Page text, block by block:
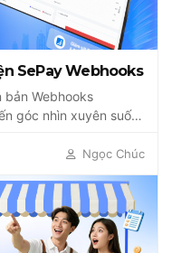
SePay Webhooks
bản Webhooks
góc nhìn xuyên suốt
Ngọc Chúc